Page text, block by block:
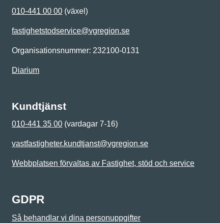
010-441 00 00 (växel)
fastighetstodservice@vgregion.se
Organisationsnummer: 232100-0131
Diarium
Kundtjänst
010-441 35 00 (vardagar 7-16)
vastfastigheter.kundtjanst@vgregion.se
Webbplatsen förvaltas av Fastighet, stöd och service
GDPR
Så behandlar vi dina personuppgifter